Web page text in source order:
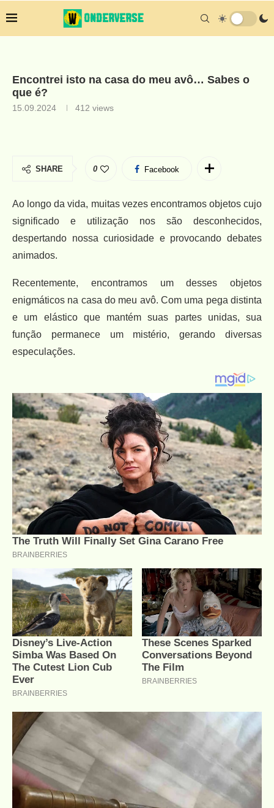
Encontrei isto na casa do meu avô… Sabes o
que é?
15.09.2024 412 views
SHARE 0 Facebook
Ao longo da vida, muitas vezes encontramos objetos cujo
significado e utilização nos são desconhecidos,
despertando nossa curiosidade e provocando debates
animados.
Recentemente, encontramos um desses objetos
enigmáticos na casa do meu avô. Com uma pega distinta
e um elástico que mantém suas partes unidas, sua
função permanece um mistério, gerando diversas
especulações.